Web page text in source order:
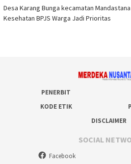
Desa Karang Bunga kecamatan
Kesehatan BPJS Warga Jadi Prioritas
PENERBIT
KODE ETIK
DISCLAIMER
SOCIAL
Facebook